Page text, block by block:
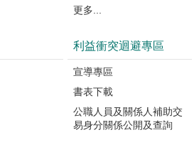
更多...
利益衝突迴避專區
宣導專區
書表下載
公職人員及關係人補助交
易身分關係公開及查詢